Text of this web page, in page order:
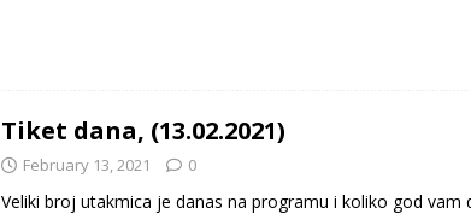
Tiket dana, (13.02.2021)
February 13, 2021 0
Veliki broj utakmica je danas na programu i koliko god